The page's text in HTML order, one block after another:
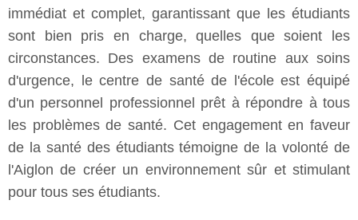
immédiat et complet, garantissant que les étudiants
sont bien pris en charge, quelles que soient les
circonstances. Des examens de routine aux soins
d'urgence, le centre de santé de l'école est équipé
d'un personnel professionnel prêt à répondre à tous
les problèmes de santé. Cet engagement en faveur
de la santé des étudiants témoigne de la volonté de
l'Aiglon de créer un environnement sûr et stimulant
pour tous ses étudiants.